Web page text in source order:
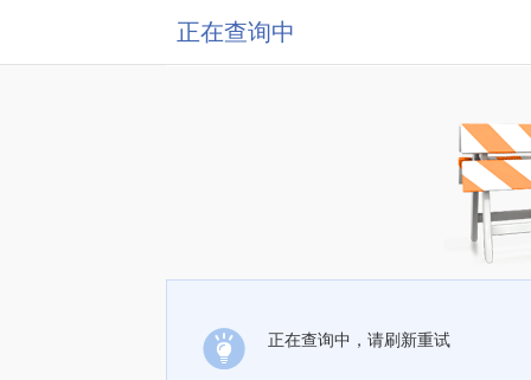
正在查询中
正在查询中，请刷新重试